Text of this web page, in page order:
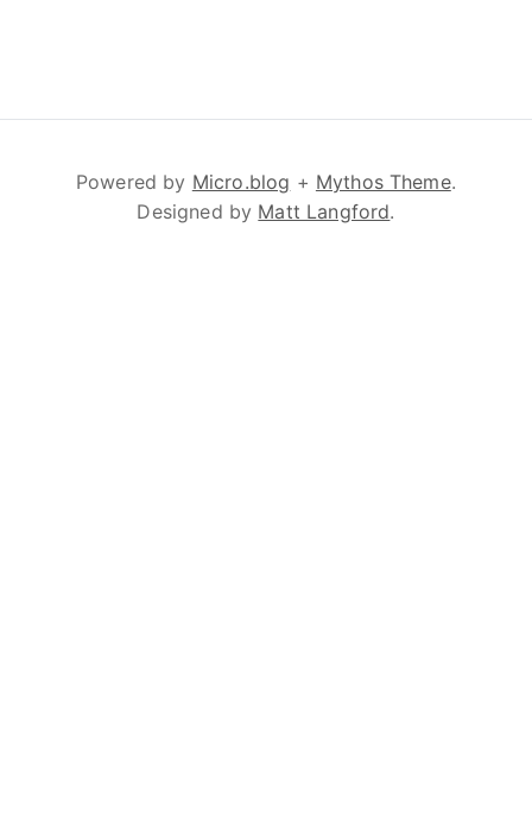
Powered by Micro.blog + Mythos Theme.
Designed by Matt Langford.